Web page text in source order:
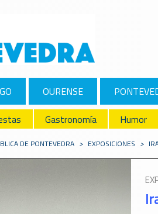
OURENSE
Gastronomía Humor
DE PONTEVEDRA > EXPOSICIONES >